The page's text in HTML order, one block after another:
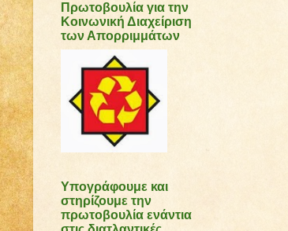
Πρωτοβουλία για την
Κοινωνική Διαχείριση
των Απορριμμάτων
Υπογράφουμε και
στηρίζουμε την
πρωτοβουλία ενάντια